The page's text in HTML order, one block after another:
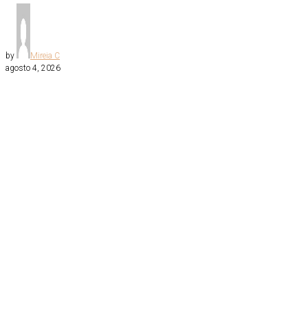
by
Mireia C
agosto 4, 2026